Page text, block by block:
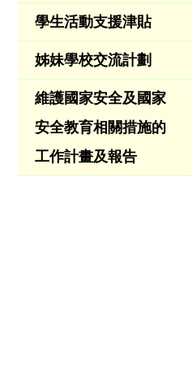
學生活動支援津貼
姊妹學校交流計劃
維護國家安全及國家
安全教育相關措施的
工作計畫及報告